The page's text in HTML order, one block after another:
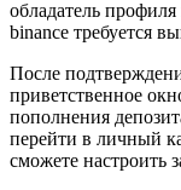
обладатель
binance требуется
После
приветственное
пополнения
перейти в личный
сможете настроить